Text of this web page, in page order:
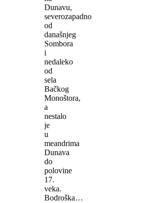
Dunavu,
severozapadno
od
današnjeg
Sombora
i
nedaleko
od
sela
Bačkog
Monoštora,
a
nestalo
je
u
meandrima
Dunava
do
polovine
17.
veka.
Bodroška…